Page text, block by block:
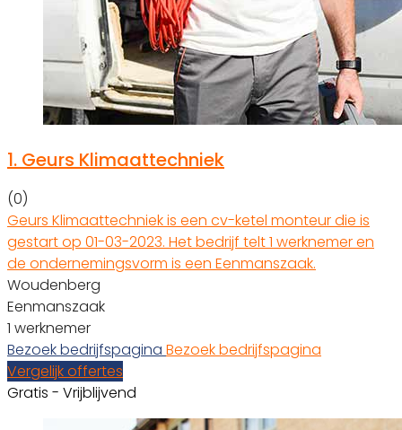
1. Geurs Klimaattechniek
(0)
Geurs Klimaattechniek is een cv-ketel monteur die is
gestart op 01-03-2023. Het bedrijf telt 1 werknemer en
de ondernemingsvorm is een Eenmanszaak.
Woudenberg
Eenmanszaak
1 werknemer
Bezoek bedrijfspagina Bezoek bedrijfspagina
Vergelijk offertes
Gratis - Vrijblijvend